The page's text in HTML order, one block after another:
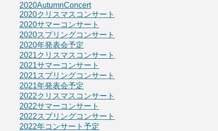
2020AutumnConcert
2020クリスマスコンサート
2020サマーコンサート
2020スプリングコンサート
2020年発表会予定
2021クリスマスコンサート
2021サマーコンサート
2021スプリングコンサート
2021年発表会予定
2022クリスマスコンサート
2022サマーコンサート
2022スプリングコンサート
2022年コンサート予定